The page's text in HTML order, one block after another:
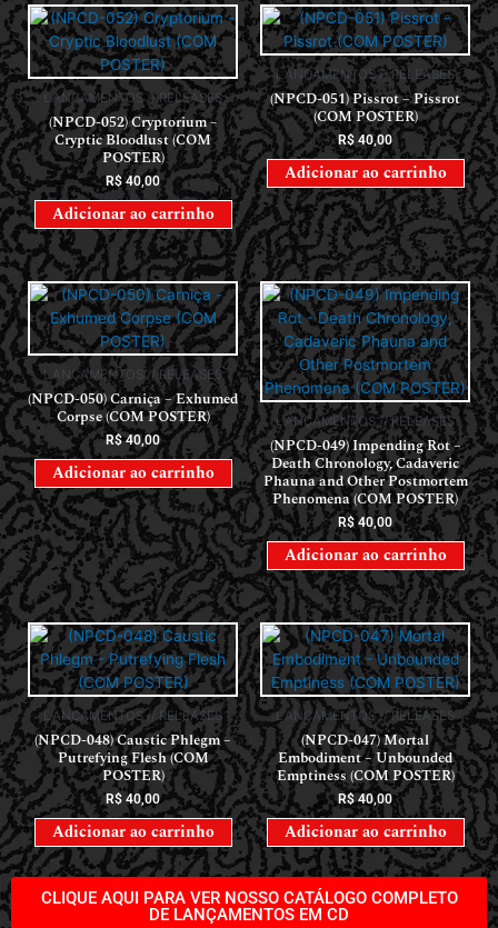
LANÇAMENTOS // RELEASES
(NPCD-052) Cryptorium –
Cryptic Bloodlust (COM
POSTER)
R$40,00
Adicionar ao carrinho
LANÇAMENTOS // RELEASES
(NPCD-051) Pissrot – Pissrot
(COM POSTER)
R$ 40,00
Adicionar ao carrinho
LANÇAMENTOS // RELEASES
(NPCD-050) Carniça – Exhumed
Corpse (COM POSTER)
R$40,00
Adicionar ao carrinho
LANÇAMENTOS // RELEASES
(NPCD-049) Impending Rot –
Death Chronology, Cadaveric
Phauna and Other Postmortem
Phenomena (COM POSTER)
R$40,00
Adicionar ao carrinho
LANÇAMENTOS // RELEASES
(NPCD-048) Caustic Phlegm –
Putrefying Flesh (COM
POSTER)
R$ 40,00
Adicionar ao carrinho
LANÇAMENTOS // RELEASES
(NPCD-047) Mortal
Embodiment – Unbounded
Emptiness (COM POSTER)
R$40,00
Adicionar ao carrinho
CLIQUE AQUI PARA VER NOSSO CATÁLOGO COMPLETO
DE LANÇAMENTOS EM CD